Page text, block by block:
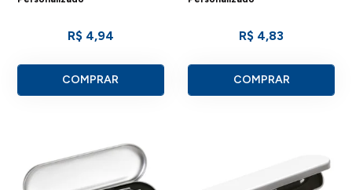
R$ 4,94
COMPRAR
R$ 4,83
COMPRAR